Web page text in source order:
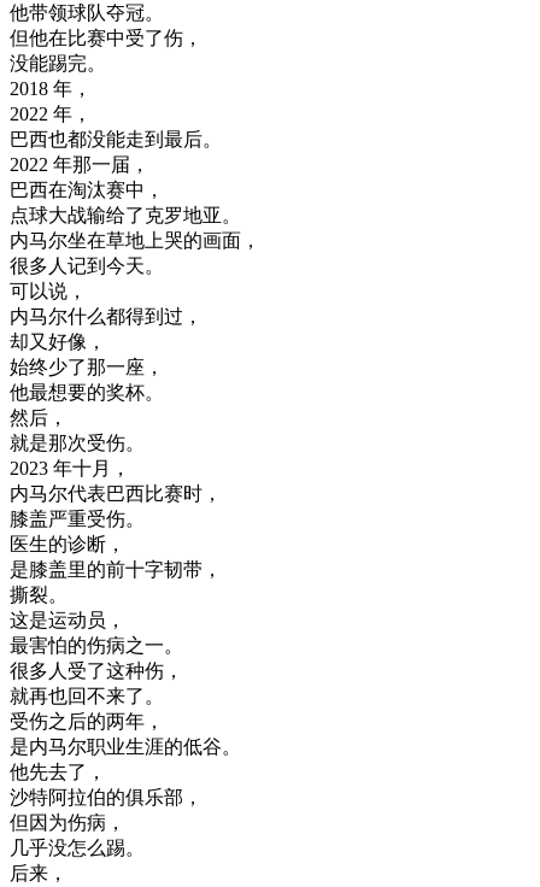
他带领球队夺冠。
但他在比赛中受了伤 ，
没能踢完。
2018 年 ，
2022 年 ，
巴西也都没能走到 最后。
2022 年那一届 ，
巴西在淘汰赛中 ，
点球大战输给了克罗地亚。
内马尔坐在草地上哭的画面 ，
很多人记到 今天。
可以说 ，
内马尔什么都得到 过 ，
却又好像 ，
始终少了那一座 ，
他最想要的奖杯。
然后 ，
就是那次受伤。
2023 年十月
，
内马尔代表巴西比赛时 ，
膝盖严重受伤。
医生的诊断 ，
是膝盖里的前十字韧带 ，
撕裂。
这是运动 员 ，
最害怕的伤病之一。
很多人受了这种伤 ，
就再也回不来了。
受伤之后的两年 ，
是内马尔职业生涯的低谷。
他先去了 ，
沙特阿拉伯的俱乐部 ，
但 因为伤病 ，
几乎没怎么踢。
后来 ，